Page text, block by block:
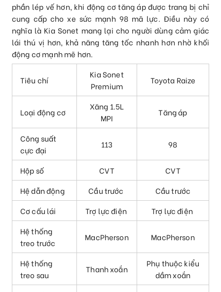
phần lép vế hơn, khi động cơ tăng áp được trang bị chỉ
cung cấp cho xe sức mạnh 98 mã lực. Điều này có
nghĩa là Kia Sonet mang lại cho người dùng cảm giác
lái thú vị hơn, khả năng tăng tốc nhanh hơn nhờ khối
động cơ mạnh mẽ hơn.
Tiêu chí
Kia Sonet
Premium
Toyota Raize
Loại động cơ
Xăng 1.5L
MPI
Tăng áp
Công suất
cực đại
113 98
Hộp số CVT
CVT
Hệ dẫn động
Cầu trước
Cầu trước
Cơ cấu lái
Trợ lực điện
Trợ lực điện
Hệ thống
treo trước
MacPherson MacPherson
Hệ thống
treo sau
Thanh xoắn
Phụ thuộc kiểu
dầm xoắn